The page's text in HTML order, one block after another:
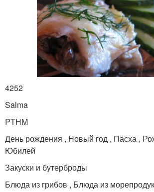
4252
Salma
PTHM
День рождения , Новый год , Пасха ,
Юбилей
Закуски и бутерброды
Блюда из грибов , Блюда из